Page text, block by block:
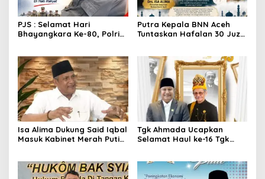
PJS : Selamat Hari
Bhayangkara Ke-80, Polri
Pengajom Masyarakat
Putra Kepala BNN Aceh
Tuntaskan Hafalan 30 Juz
Isa Alima Dukung Said Iqbal
Masuk Kabinet Merah Putih,
Tgk Ahmada Ucapkan
Selamat Haul ke-16 Tgk